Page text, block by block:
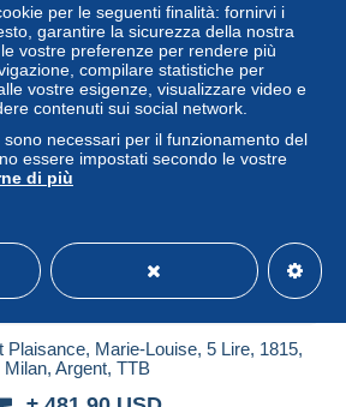
Professionale
Plaisance, Marie-Louise, 5 Lire, 1815,
Milan, Argent, TTB
per le seguenti finalità: fornirvi i
garantire la sicurezza della nostra
vostre preferenze per rendere più
compilare statistiche per
vostre esigenze, visualizzare video e
contenuti sui social network.
necessari per il funzionamento del
essere impostati secondo le vostre
di più